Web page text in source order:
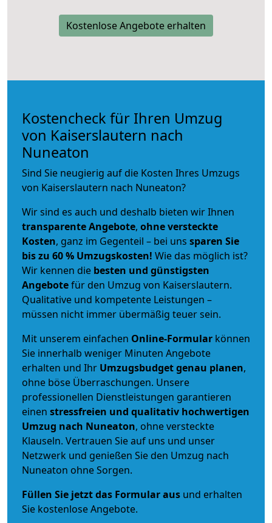
Kostenlose Angebote erhalten
Kostencheck für Ihren Umzug
von Kaiserslautern nach
Nuneaton
Sind Sie neugierig auf die Kosten Ihres Umzugs
von Kaiserslautern nach Nuneaton?
Wir sind es auch und deshalb bieten wir Ihnen
transparente Angebote, ohne versteckte
Kosten, ganz im Gegenteil – bei uns sparen Sie
bis zu 60 % Umzugskosten! Wie das möglich ist?
Wir kennen die besten und günstigsten
Angebotefür den Umzug von Kaiserslautern.
Qualitative und kompetente Leistungen –
müssen nicht immer übermäßig teuer sein.
Mit unserem einfachen Online-Formular können
Sie innerhalb weniger Minuten Angebote
erhalten und Ihr Umzugsbudgetgenau planen,
ohne böse Überraschungen. Unsere
professionellen Dienstleistungen garantieren
einen stressfreien und qualitativ hochwertigen
Umzug nach Nuneaton, ohne versteckte
Klauseln. Vertrauen Sie auf uns und unser
Netzwerk und genießen Sie den Umzug nach
Nuneaton ohne Sorgen.
Füllen Sie jetzt das Formular aus und erhalten
Sie kostenlose Angebote.